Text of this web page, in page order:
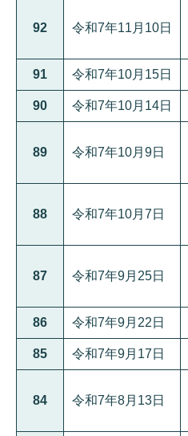
92 令和7年11月10日
91 令和7年10月15日
90 令和7年10月14日
89 令和7年10月9日
88 令和7年10月7日
87 令和7年9月25日
86 令和7年9月22日
85 令和7年9月17日
84 令和7年8月13日